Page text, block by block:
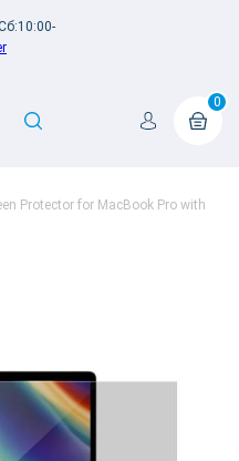
0
Protector for MacBook Pro with